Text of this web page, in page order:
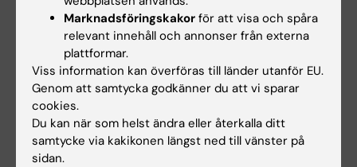
Uppdaterad av:
Ann Sofie Sten 2022-12-08
Dela
Marknadsföringskakor för att visa och spåra
relevant innehåll och annonser från externa
plattformar.
Viss information kan överföras till länder utanför EU.
Genom att samtycka godkänner du att vi sparar
cookies.
Du kan när som helst ändra eller återkalla ditt
samtycke via kakikonen längst ned till vänster på
sidan.